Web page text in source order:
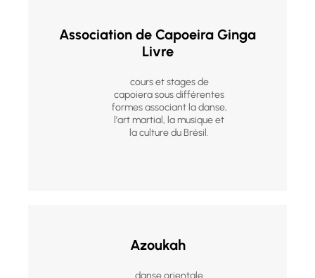
Association de Capoeira Ginga
Livre
cours et stages de
capoiera sous différentes
formes associant la danse,
l'art martial, la musique et
la culture du Brésil.
Azoukah
danse orientale